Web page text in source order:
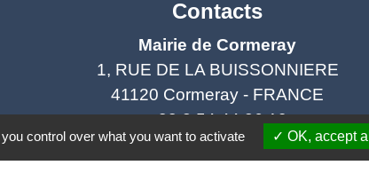
Contacts
Mairie de Cormeray
1, RUE DE LA BUISSONNIERE
41120 Cormeray - FRANCE
+33 2 54 44 26 19
Contact par formulaire
control over what you want to activate OK, accept all